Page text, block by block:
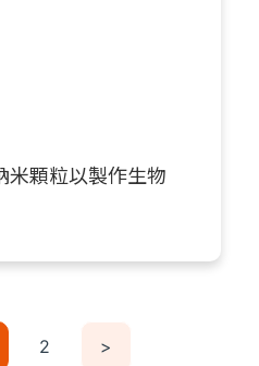
米顆粒以製作生物
2 >